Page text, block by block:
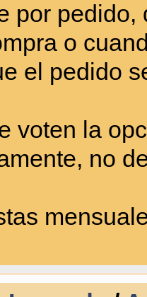
por
o
el pedido
voten la
no